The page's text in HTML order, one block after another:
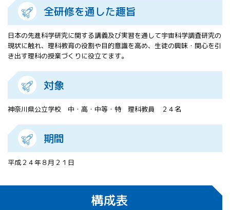
関会議）宇
宙教育 for
All 分科会
APRSAF宇宙
教育 for All
分科会 年次
会合
スト
宇宙教育会
遣プログラ
ム
全研修を通した趣旨
日本の先進科学研究に関する講義及び実習を通して宇宙科学調査研究の
現状に触れ、理科教育の役割や目的意識を高め、生徒の興味・関心を引
き出す理科の授業づくりに役立てます。
対象
神奈川県公立学校 中・高・中等・特 理科教員 ２４名
期間
平成２４年８月２１日
構成表